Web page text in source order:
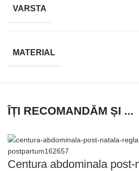
VARSTA
MATERIAL
ÎȚI RECOMANDĂM ȘI ...
Centura abdominala